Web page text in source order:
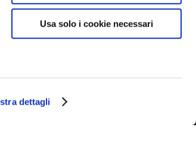
dettagli
Usa solo i cookie necessari
così come